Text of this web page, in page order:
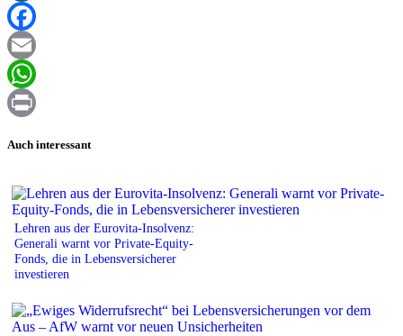
XING
Facebook
Email
WhatsApp
Auch interessant
Lehren aus der Eurovita-Insolvenz:
Generali warnt vor Private-Equity-
Fonds, die in Lebensversicherer
investieren